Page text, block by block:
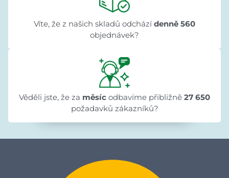
Víte, že z našich skladů odchází denně 560
objednávek?
Věděli jste, že za měsíc odbavíme přibližně 27 650
požadavků zákazníků?